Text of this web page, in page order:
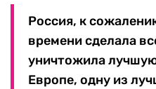
Россия, к
времени сделала
уничтожила
Европе, одну из